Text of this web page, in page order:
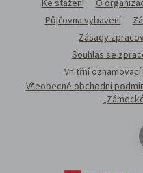
Ke stažení O
Půjčovna vybavení
Zásady
Souhlas se
Vnitřní
Všeobecné obchodní